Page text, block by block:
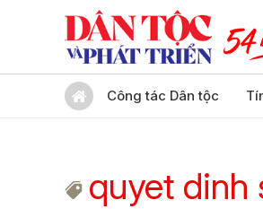
Công tác Dân tộc
quyet dinh